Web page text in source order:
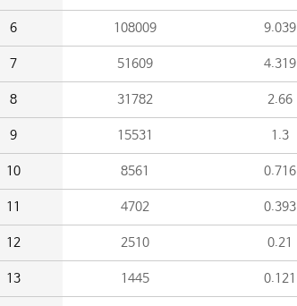
6 108009 9.039
7 51609 4.319
8 31782 2.66
9 15531 1.3
10 8561 0.716
11 4702 0.393
12 2510 0.21
13 1445 0.121